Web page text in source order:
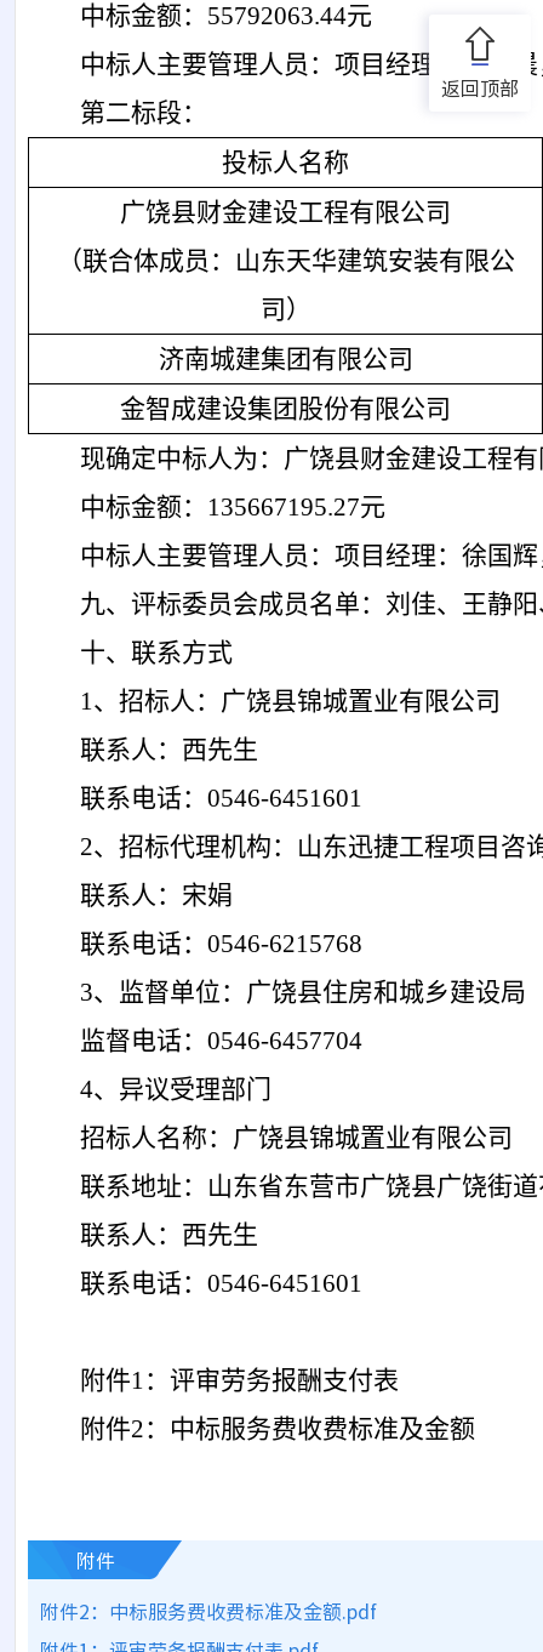
返回顶部
中标金额： 55792063.44元
中标人主要管理人员 ： 项目经理： 李寿晨
第二标段：
投标人名称
广饶县财金建设工程有限公司
（联合体成员：山东天华建筑安装有限公
司）
济南城建集团有限公司
金智成建设集团股份有限公司
现确定中标人为：广饶县财金建设工程
中标金额： 135667195.27元
中标人主要管理人员 ： 项目经理：徐国辉
九、 评标委员会成员名单： 刘佳、王静
十、联系方式
1、招标人：广饶县锦城置业有限公司
联系人： 西先生
联系电话： 0546-6451601
2、招标代理机构：山东迅捷工程项目咨
联系人： 宋娟
联系电话： 0546-6215768
3、监督单位：广饶县住房和城乡建设局
监督电话： 0546-6457704
4、异议受理部门
招标人名称：广饶县锦城置业有限公司
联系地址： 山东省东营市广饶县广饶街
联系人：西先生
联系电话： 0546-6451601
附件1：评审劳务报酬支付表
附件2： 中标服务费收费标准及金额
附件
附件2：中标服务费收费标准及金额.pdf